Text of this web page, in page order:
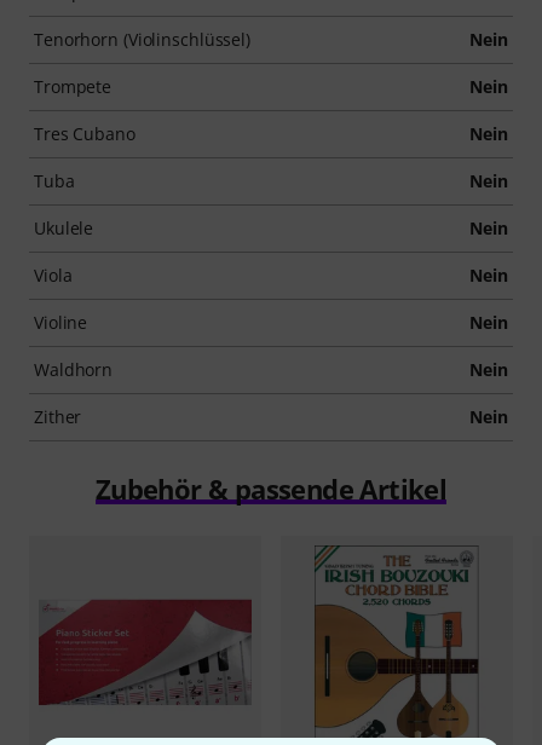
Tenorhorn (Violinschlüssel) Nein
Trompete Nein
Tres Cubano Nein
Tuba Nein
Ukulele Nein
Viola Nein
Violine Nein
Waldhorn Nein
Zither Nein
Zubehör & passende Artikel